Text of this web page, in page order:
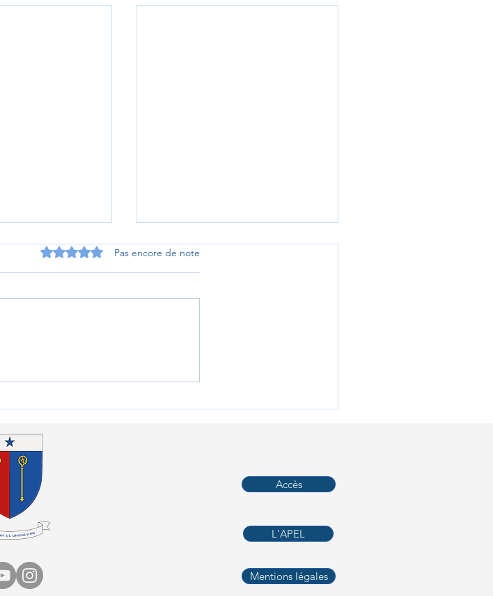
Noté 0 étoile sur 5.Pas encore de note
Accès
L'APEL
Mentions légales